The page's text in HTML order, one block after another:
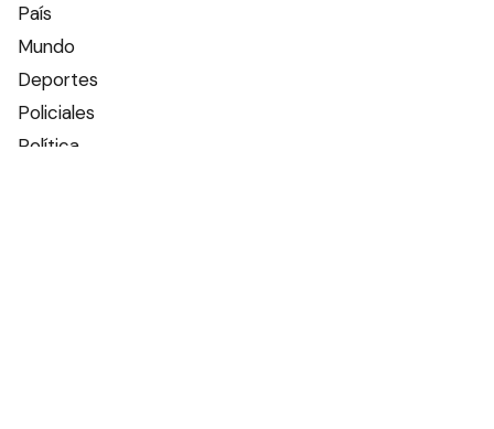
País
Mundo
Deportes
Policiales
Política